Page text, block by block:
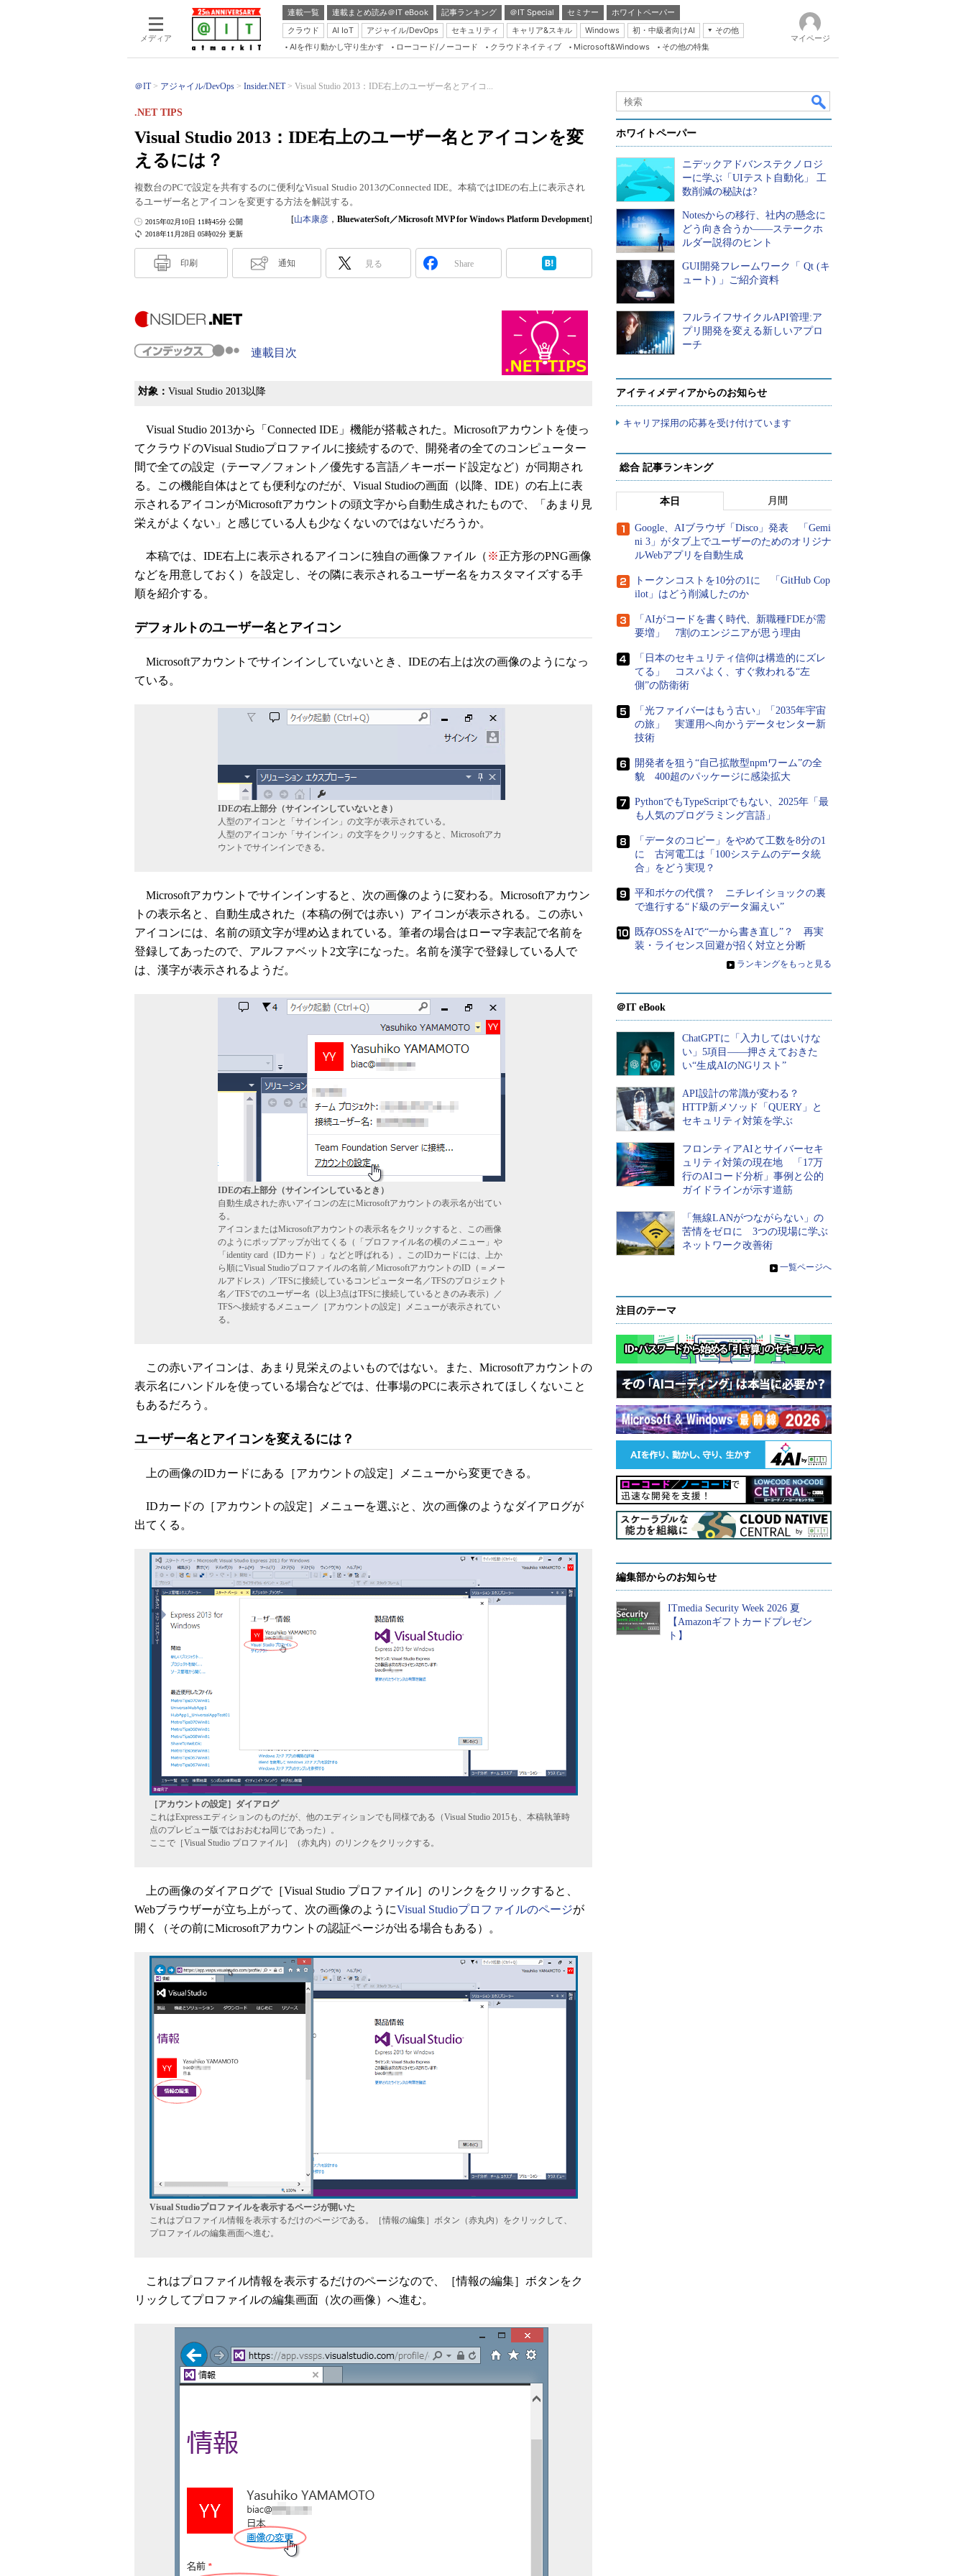
メディア
連載一覧 連載まとめ読み＠IT eBook 記事ランキング ＠IT Special セミナー
ホワイトペーパー
クラウド
AI IoT アジャイル/DevOps セキュリティ キャリア&スキル Windows 初・中級者向けAI
その他
Server & Storage
Java Agile
Database Expert
Linux ＆ OSS
Master of IP Network
Security & Trust
ブログ
AIを作り動かし守り生かす ローコード/ノーコード クラウドネイティブ Microsoft&Windows その他の特集
マイページ
＠IT アジャイル/DevOps Insider.NET Visual Studio 2013：IDE右上のユーザー名とアイコ...
Visual Studio 2013：IDE右上のユーザー名とアイコンを変
えるには？
.NET TIPS
複数台のPCで設定を共有するのに便利なVisual Studio 2013のConnected IDE。本稿ではIDEの右上に表示され
るユーザー名とアイコンを変更する方法を解説する。
2018年11月28日 05時02分 更新
2015年02月10日 11時45分 公開 [山本康彦 ， BluewaterSoft／Microsoft MVP for Windows Platform Development]
印刷 通知 見る Share
連載目次
対象： Visual Studio 2013以降
Visual Studio 2013から「Connected IDE」機能が搭載された。Microsoftアカウントを使っ
てクラウドのVisual Studioプロファイルに接続するので、開発者の全てのコンピューター
間で全ての設定（テーマ／フォント／優先する言語／キーボード設定など）が同期され
る。この機能自体はとても便利なのだが、Visual Studioの画面（以降、IDE）の右上に表
示されるアイコンがMicrosoftアカウントの頭文字から自動生成されたもので、「あまり見
栄えがよくない」と感じている人も少なくないのではないだろうか。
本稿では、IDE右上に表示されるアイコンに独自の画像ファイル（ ※正方形のPNG画像
などを用意しておく）を設定し、その隣に表示されるユーザー名をカスタマイズする手
順を紹介する。
デフォルトのユーザー名とアイコン
Microsoftアカウントでサインインしていないとき、IDEの右上は次の画像のようになっ
ている。
IDEの右上部分（サインインしていないとき）
人型のアイコンと「サインイン」の文字が表示されている。
人型のアイコンか「サインイン」の文字をクリックすると、Microsoftアカ
ウントでサインインできる。
Microsoftアカウントでサインインすると、次の画像のように変わる。Microsoftアカウン
トの表示名と、自動生成された（本稿の例では赤い）アイコンが表示される。この赤い
アイコンには、名前の頭文字が埋め込まれている。筆者の場合はローマ字表記で名前を
登録してあったので、アルファベット2文字になった。名前を漢字で登録している人で
は、漢字が表示されるようだ。
IDEの右上部分（サインインしているとき）
自動生成された赤いアイコンの左にMicrosoftアカウントの表示名が出てい
る。
アイコンまたはMicrosoftアカウントの表示名をクリックすると、この画像
のようにポップアップが出てくる（「プロファイル名の横のメニュー」や
「identity card（IDカード）」などと呼ばれる）。このIDカードには、上か
ら順にVisual Studioプロファイルの名前／MicrosoftアカウントのID（＝メー
ルアドレス）／TFSに接続しているコンピューター名／TFSのプロジェクト
名／TFSでのユーザー名（以上3点はTFSに接続しているときのみ表示）／
TFSへ接続するメニュー／［アカウントの設定］メニューが表示されてい
る。
この赤いアイコンは、あまり見栄えのよいものではない。また、Microsoftアカウントの
表示名にハンドルを使っている場合などでは、仕事場のPCに表示されてほしくないこと
もあるだろう。
ユーザー名とアイコンを変えるには？
上の画像のIDカードにある［アカウントの設定］メニューから変更できる。
IDカードの［アカウントの設定］メニューを選ぶと、次の画像のようなダイアログが
出てくる。
［アカウントの設定］ダイアログ
これはExpressエディションのものだが、他のエディションでも同様である（Visual Studio 2015も、本稿執筆時
点のプレビュー版ではおおむね同じであった）。
ここで［Visual Studio プロファイル］（赤丸内）のリンクをクリックする。
上の画像のダイアログで［Visual Studio プロファイル］のリンクをクリックすると、
Webブラウザーが立ち上がって、次の画像のようにVisual Studioプロファイルのページが
開く（その前にMicrosoftアカウントの認証ページが出る場合もある）。
Visual Studioプロファイルを表示するページが開いた
これはプロファイル情報を表示するだけのページである。［情報の編集］ボタン（赤丸内）をクリックして、
プロファイルの編集画面へ進む。
これはプロファイル情報を表示するだけのページなので、［情報の編集］ボタンをク
リックしてプロファイルの編集画面（次の画像）へ進む。
ホワイトペーパー
ニデックアドバンステクノロジ
ーに学ぶ「UIテスト自動化」 工
数削減の秘訣は?
Notesからの移行、社内の懸念に
どう向き合うか――ステークホ
ルダー説得のヒント
GUI開発フレームワーク「 Qt (キ
ュート) 」ご紹介資料
フルライフサイクルAPI管理:ア
プリ開発を変える新しいアプロ
ーチ
アイティメディアからのお知らせ
キャリア採用の応募を受け付けています
総合 記事ランキング
本日 月間
Google、AIブラウザ「Disco」発表 「Gemi
ni 3」がタブ上でユーザーのためのオリジナ
ルWebアプリを自動生成
トークンコストを10分の1に 「GitHub Cop
ilot」はどう削減したのか
「AIがコードを書く時代、新職種FDEが需
要増」 7割のエンジニアが思う理由
「日本のセキュリティ信仰は構造的にズレ
てる」 コスパよく、すぐ救われる“左
側”の防衛術
「光ファイバーはもう古い」「2035年宇宙
の旅」 実運用へ向かうデータセンター新
技術
開発者を狙う“自己拡散型npmワーム”の全
貌 400超のパッケージに感染拡大
PythonでもTypeScriptでもない、2025年「最
も人気のプログラミング言語」
「データのコピー」をやめて工数を8分の1
に 古河電工は「100システムのデータ統
合」をどう実現？
平和ボケの代償？ ニチレイショックの裏
で進行する“ド級のデータ漏えい”
既存OSSをAIで“一から書き直し”？ 再実
装・ライセンス回避が招く対立と分断
» ランキングをもっと見る
＠IT eBook
ChatGPTに「入力してはいけな
い」5項目――押さえておきた
い“生成AIのNGリスト”
API設計の常識が変わる？
HTTP新メソッド「QUERY」と
セキュリティ対策を学ぶ
フロンティアAIとサイバーセキ
ュリティ対策の現在地 「17万
行のAIコード分析」事例と公的
ガイドラインが示す道筋
「無線LANがつながらない」の
苦情をゼロに 3つの現場に学ぶ
ネットワーク改善術
» 一覧ページへ
注目のテーマ
編集部からのお知らせ
ITmedia Security Week 2026 夏
【Amazonギフトカードプレゼン
ト】